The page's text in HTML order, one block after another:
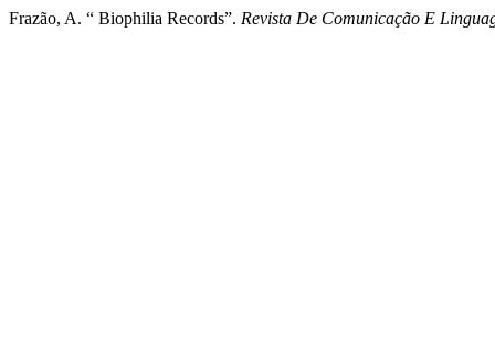
Frazão, A. “ Biophilia Records”. Revista De Comunicação E